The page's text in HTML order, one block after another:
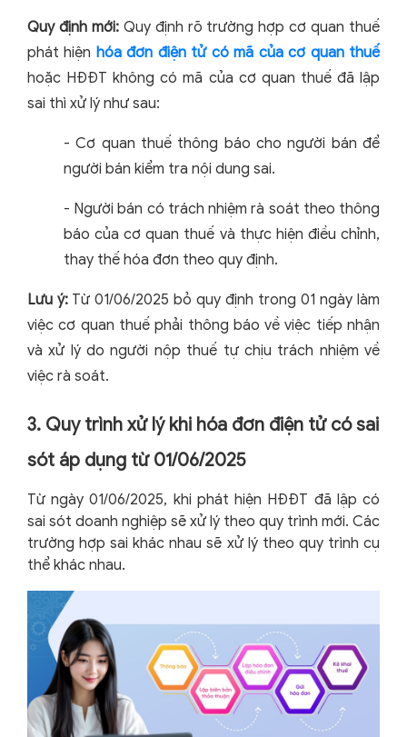
Quy định mới:Quy định rõ trường hợp cơ quan thuế
phát hiện hóa đơn điện tử có mã của cơ quan thuế
hoặc HĐĐT không có mã của cơ quan thuế đã lập
sai thì xử lý như sau:
- Cơ quan thuế thông báo cho người bán để
người bán kiểm tra nội dung sai.
- Người bán có trách nhiệm rà soát theo thông
báo của cơ quan thuế và thực hiện điều chỉnh,
thay thế hóa đơn theo quy định.
Lưu ý: Từ 01/06/2025 bỏ quy định trong 01 ngày làm
việc cơ quan thuế phải thông báo về việc tiếp nhận
và xử lý do người nộp thuế tự chịu trách nhiệm về
việc rà soát.
3. Quy trình xử lý khi hóa đơn điện tử có sai
sót áp dụng từ 01/06/2025
Từ ngày 01/06/2025, khi phát hiện HĐĐT đã lập có
sai sót doanh nghiệp sẽ xử lý theo quy trình mới. Các
trường hợp sai khác nhau sẽ xử lý theo quy trình cụ
thể khác nhau.